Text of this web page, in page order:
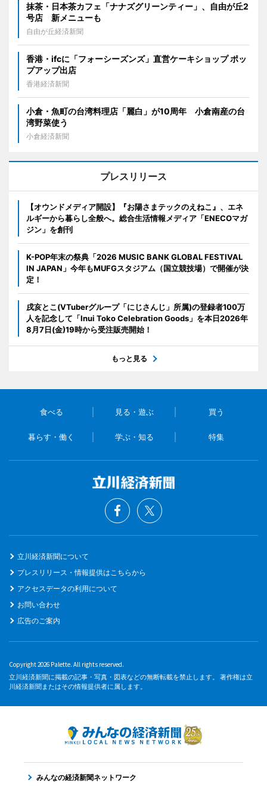
抹茶・日本茶カフェ「ナナズグリーンティー」、自由が丘2
号店 新メニューも
自由が丘経済新聞
香港・ifcに「フォーシーズンズ」直営ケーキショップ ポッ
プアップ出店
香港経済新聞
小倉・魚町の台湾料理店「麗白」が10周年 小倉南産の台
湾野菜使う
小倉経済新聞
プレスリリース
【オウンドメディア開設】『お陽さまテックのえねこ』、エネ
ルギーから暮らし全般へ。総合生活情報メディア「ENECOマガ
ジン」を創刊
K-POP年末の祭典「2026 MUSIC BANK GLOBAL FESTIVAL
IN JAPAN」今年もMUFGスタジアム（国立競技場）で開催が決
定！
戌亥とこ(VTuberグループ「にじさんじ」所属)の登録者100万
人を記念して「Inui Toko Celebration Goods」を本日2026年
8月7日(金)19時から受注販売開始！
もっと見る
食べる 見る・遊ぶ 買う
暮らす・働く 学ぶ・知る 特集
立川経済新聞について
プレスリリース・情報提供はこちらから
アクセスデータの利用について
お問い合わせ
広告のご案内
Copyright 2026 Palette. All rights reserved.
立川経済新聞に掲載の記事・写真・図表などの無断転載を禁止します。 著作権は立
川経済新聞またはその情報提供者に属します。
みんなの経済新聞ネットワーク